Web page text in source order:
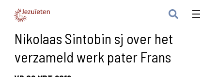
Nikolaas Sintobin sj over het
verzameld werk pater Frans